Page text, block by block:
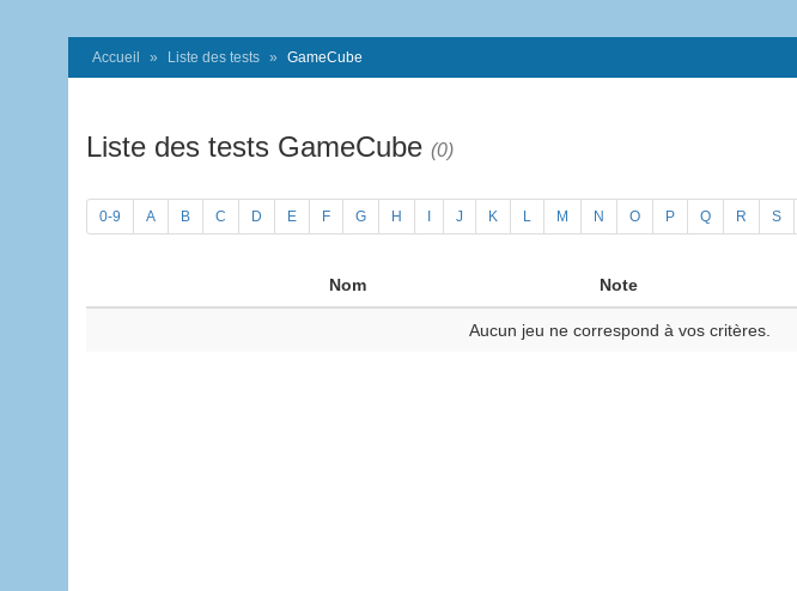
Accueil Liste des tests GameCube
Liste des tests GameCube (0)
0-9 A B C D E F G H J K L M N O P Q R S
Nom Note
Aucun jeu ne correspond à vos critères.